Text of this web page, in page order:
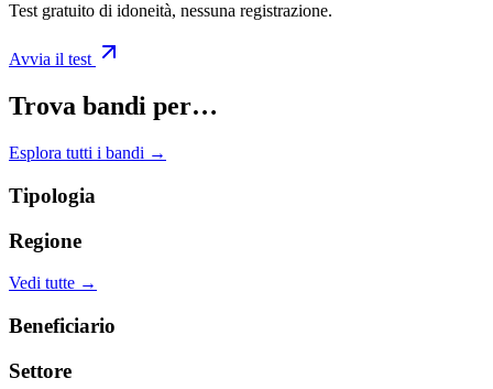
Test gratuito di idoneità, nessuna registrazione.
Avvia il test
Trova bandi per…
Esplora tutti i bandi →
Tipologia
Regione
Vedi tutte →
Beneficiario
Settore